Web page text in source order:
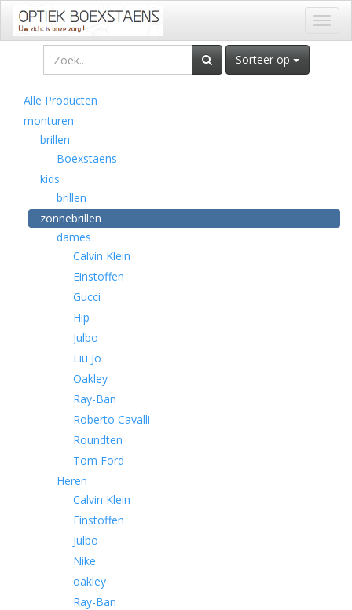
Sorteer op
Alle Producten
monturen
brillen
Boexstaens
kids
brillen
zonnebrillen
dames
Calvin Klein
Einstoffen
Gucci
Hip
Julbo
Liu Jo
Oakley
Ray-Ban
Roberto Cavalli
Roundten
Tom Ford
Heren
Calvin Klein
Einstoffen
Julbo
Nike
oakley
Ray-Ban